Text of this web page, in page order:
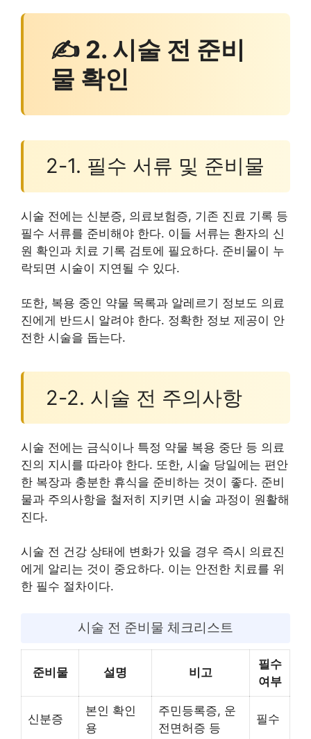
✍ 2. 시술 전 준비
물 확인
2-1. 필수 서류 및 준비물
시술 전에는 신분증, 의료보험증, 기존 진료 기록 등
필수 서류를 준비해야 한다. 이들 서류는 환자의 신
원 확인과 치료 기록 검토에 필요하다. 준비물이 누
락되면 시술이 지연될 수 있다.
또한, 복용 중인 약물 목록과 알레르기 정보도 의료
진에게 반드시 알려야 한다. 정확한 정보 제공이 안
전한 시술을 돕는다.
2-2. 시술 전 주의사항
시술 전에는 금식이나 특정 약물 복용 중단 등 의료
진의 지시를 따라야 한다. 또한, 시술 당일에는 편안
한 복장과 충분한 휴식을 준비하는 것이 좋다. 준비
물과 주의사항을 철저히 지키면 시술 과정이 원활해
진다.
시술 전 건강 상태에 변화가 있을 경우 즉시 의료진
에게 알리는 것이 중요하다. 이는 안전한 치료를 위
한 필수 절차이다.
시술 전 준비물 체크리스트
준비물 설명 비고
필수
여부
신분증
본인 확인
용
주민등록증, 운
전면허증 등
필수